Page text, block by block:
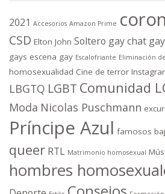
2021 Accesorios Amazon Prime
CSD Elton John Soltero gaychat gay
gays escena gay Escalofriante Eliminación
homosexualidad Cine de terror
LBGTQ LGBT Comunidad
Moda Nicolas Puschmann
Príncipe Azul famosos
queer RTL Matrimonio homosexual
hombres